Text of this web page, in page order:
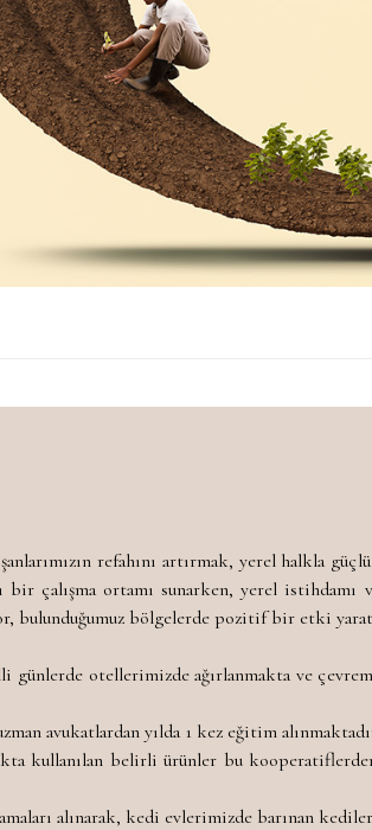
refahını artırmak, yerel halkla
çalışma ortamı sunarken, yerel istihdamı
bulunduğumuz bölgelerde pozitif bir etki
otellerimizde ağırlanmakta ve
avukatlardan yılda 1 kez eğitim
kullanılan belirli ürünler bu
alınarak, kedi evlerimizde barınan